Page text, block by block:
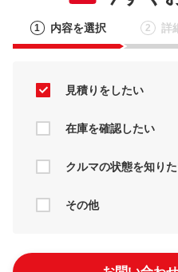
1 内容を選択 2 詳
見積りをしたい
在庫を確認したい
クルマの状態を知り
その他